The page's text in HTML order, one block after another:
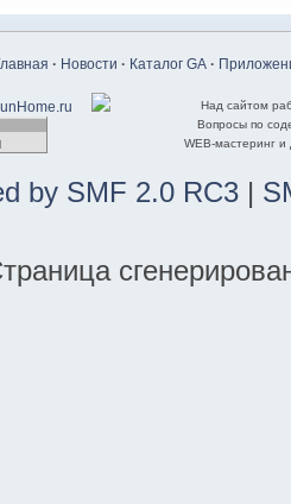
· Новости · Каталог GA ·
Над сайтом
Вопросы по
WEB-мастеринг
by SMF 2.0 RC3 |